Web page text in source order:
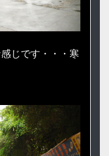
じです・・・寒